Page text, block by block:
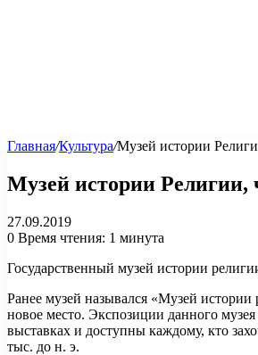
Главная/Культура/Музей истории
Музей истории Религии,
27.09.2019
0 Время чтения: 1 минута
Государственный музей истории
Ранее музей назывался «Музей истории
новое место. Экспозиции данного
выставках и доступны каждому, кто
тыс. до н. э.